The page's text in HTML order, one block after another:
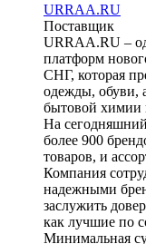
URRAA.RU
Поставщик
URRAA.RU –
платформ
СНГ, которая
одежды, обуви,
бытовой химии
На
более 900
товаров, и
Компания
надежными
заслужить
как лучшие по
Минимальная